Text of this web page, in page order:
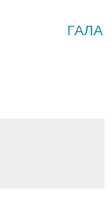
ГАЛА